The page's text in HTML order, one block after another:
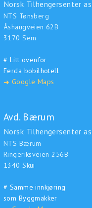
Norsk Tilhengersenter as
NTS Tønsberg
Åshaugveien 62B
3170 Sem
# Litt ovenfor
Ferda bobilhotell
➜ Google Maps
Avd. Bærum
Norsk Tilhengersenter as
NTS Bærum
Ringeriksveien 256B
1340 Skui
# Samme innkjøring
som Byggmakker